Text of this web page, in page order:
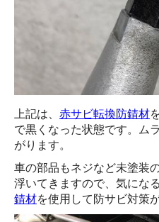
上記は、 赤サビ転換防錆材
で黒くなった状態です。ム
がります。
車の部品もネジなど未塗装
浮いてきますので、気にな
錆材を使用して防サビ対策